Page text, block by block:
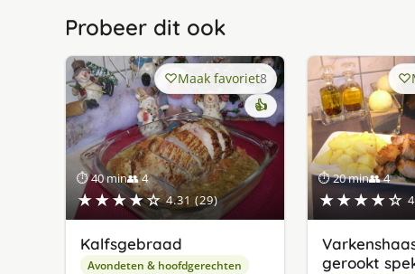
Probeer dit ook
⏱ 40 min👥 4
★★★★☆ 4.31 (29)
Maak favoriet8
👍
Kalfsgebraad
Avondeten & hoofdgerechten
⏱ 20 min👥 4
★★★★☆
gerookt